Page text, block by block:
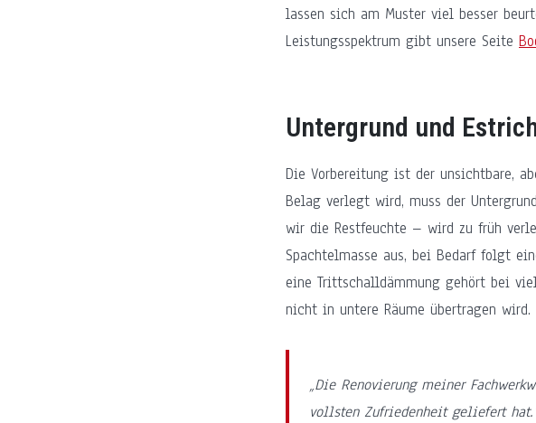
lassen sich am Muster viel besser
Leistungsspektrum gibt unsere Seite
Untergrund und
Die Vorbereitung ist der unsichtbare,
Belag verlegt wird, muss der
wir die Restfeuchte – wird zu früh
Spachtelmasse aus, bei Bedarf folgt
eine Trittschalldämmung gehört bei
nicht in untere Räume übertragen wird.
„Die Renovierung meiner
vollsten Zufriedenheit geliefert